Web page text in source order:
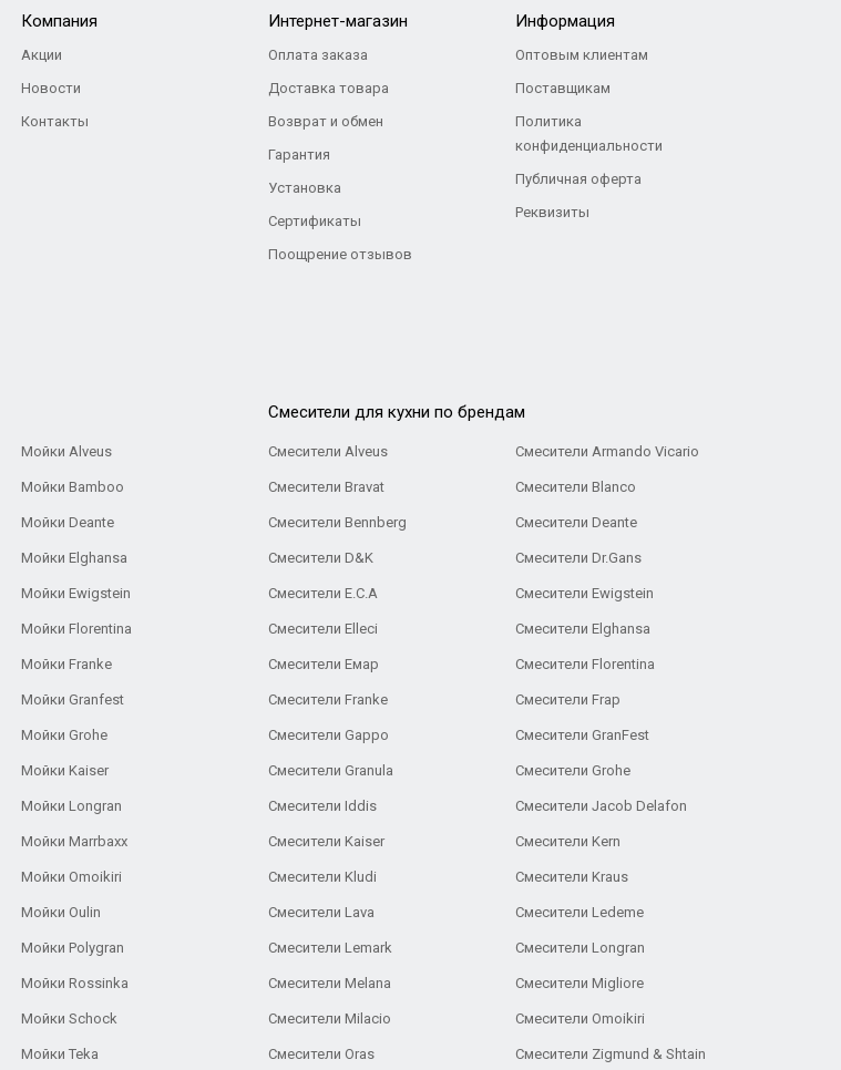
Компания
Акции
Новости
Контакты
Интернет-магазин
Оплата заказа
Доставка товара
Возврат и обмен
Гарантия
Установка
Сертификаты
Поощрение отзывов
Информация
Оптовым клиентам
Поставщикам
Политика
конфиденциальности
Публичная оферта
Реквизиты
Мойки Alveus
Мойки Bamboo
Мойки Deante
Мойки Elghansa
Мойки Ewigstein
Мойки Florentina
Мойки Franke
Мойки Granfest
Мойки Grohe
Мойки Kaiser
Мойки Longran
Мойки Marrbaxx
Мойки Omoikiri
Мойки Oulin
Мойки Polygran
Мойки Rossinka
Мойки Schock
Мойки Teka
Cмесители для кухни по брендам
Смесители Alveus Смесители Armando Vicario
Смесители Bravat Смесители Blanco
Смесители Bennberg Смесители Deante
Смесители D&K Смесители Dr.Gans
Смесители E.C.A Cмесители Ewigstein
Смесители Elleci Смесители Elghansa
Смесители Емар Смесители Florentina
Смесители Franke Смесители Frap
Смесители Gappo Смесители GranFest
Смесители Granula Смесители Grohe
Смесители Iddis Смесители Jacob Delafon
Смесители Kaiser Смесители Kern
Смесители Kludi Смесители Kraus
Смесители Lava Смесители Ledeme
Смесители Lemark Смесители Longran
Смесители Melana Смесители Migliore
Смесители Milacio Смесители Omoikiri
Смесители Oras Смесители Zigmund & Shtain